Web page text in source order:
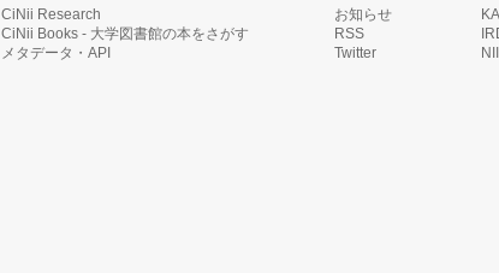
CiNii Research
CiNii Books - 大学図書館の本をさがす
メタデータ・API
お知らせ
RSS
Twitter